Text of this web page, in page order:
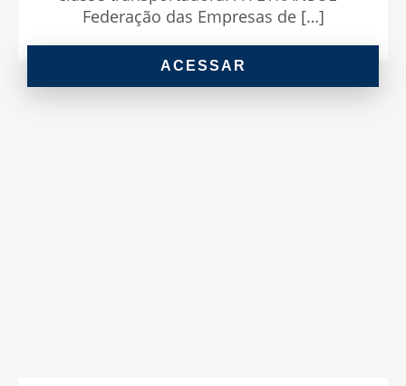
Federação das Empresas de […]
ACESSAR